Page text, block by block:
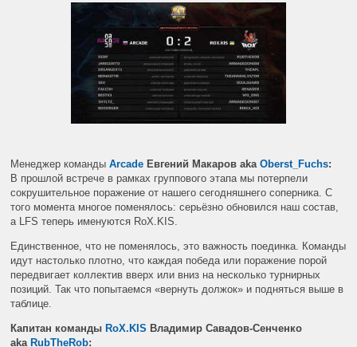
Менеджер команды Arcade Евгений Макаров aka Oberst_Fuchs:
В прошлой встрече в рамках группового этапа мы потерпели
сокрушительное поражение от нашего сегодняшнего соперника. С
того момента многое поменялось: серьёзно обновился наш состав,
а LFS теперь именуются RoX.KIS.
Единственное, что не поменялось, это важность поединка. Команды
идут настолько плотно, что каждая победа или поражение порой
передвигает коллектив вверх или вниз на несколько турнирных
позиций. Так что попытаемся «вернуть должок» и подняться выше в
таблице.
Капитан командыRoX.KIS Владимир Савадов-Сенченко
akaRubTheRob: